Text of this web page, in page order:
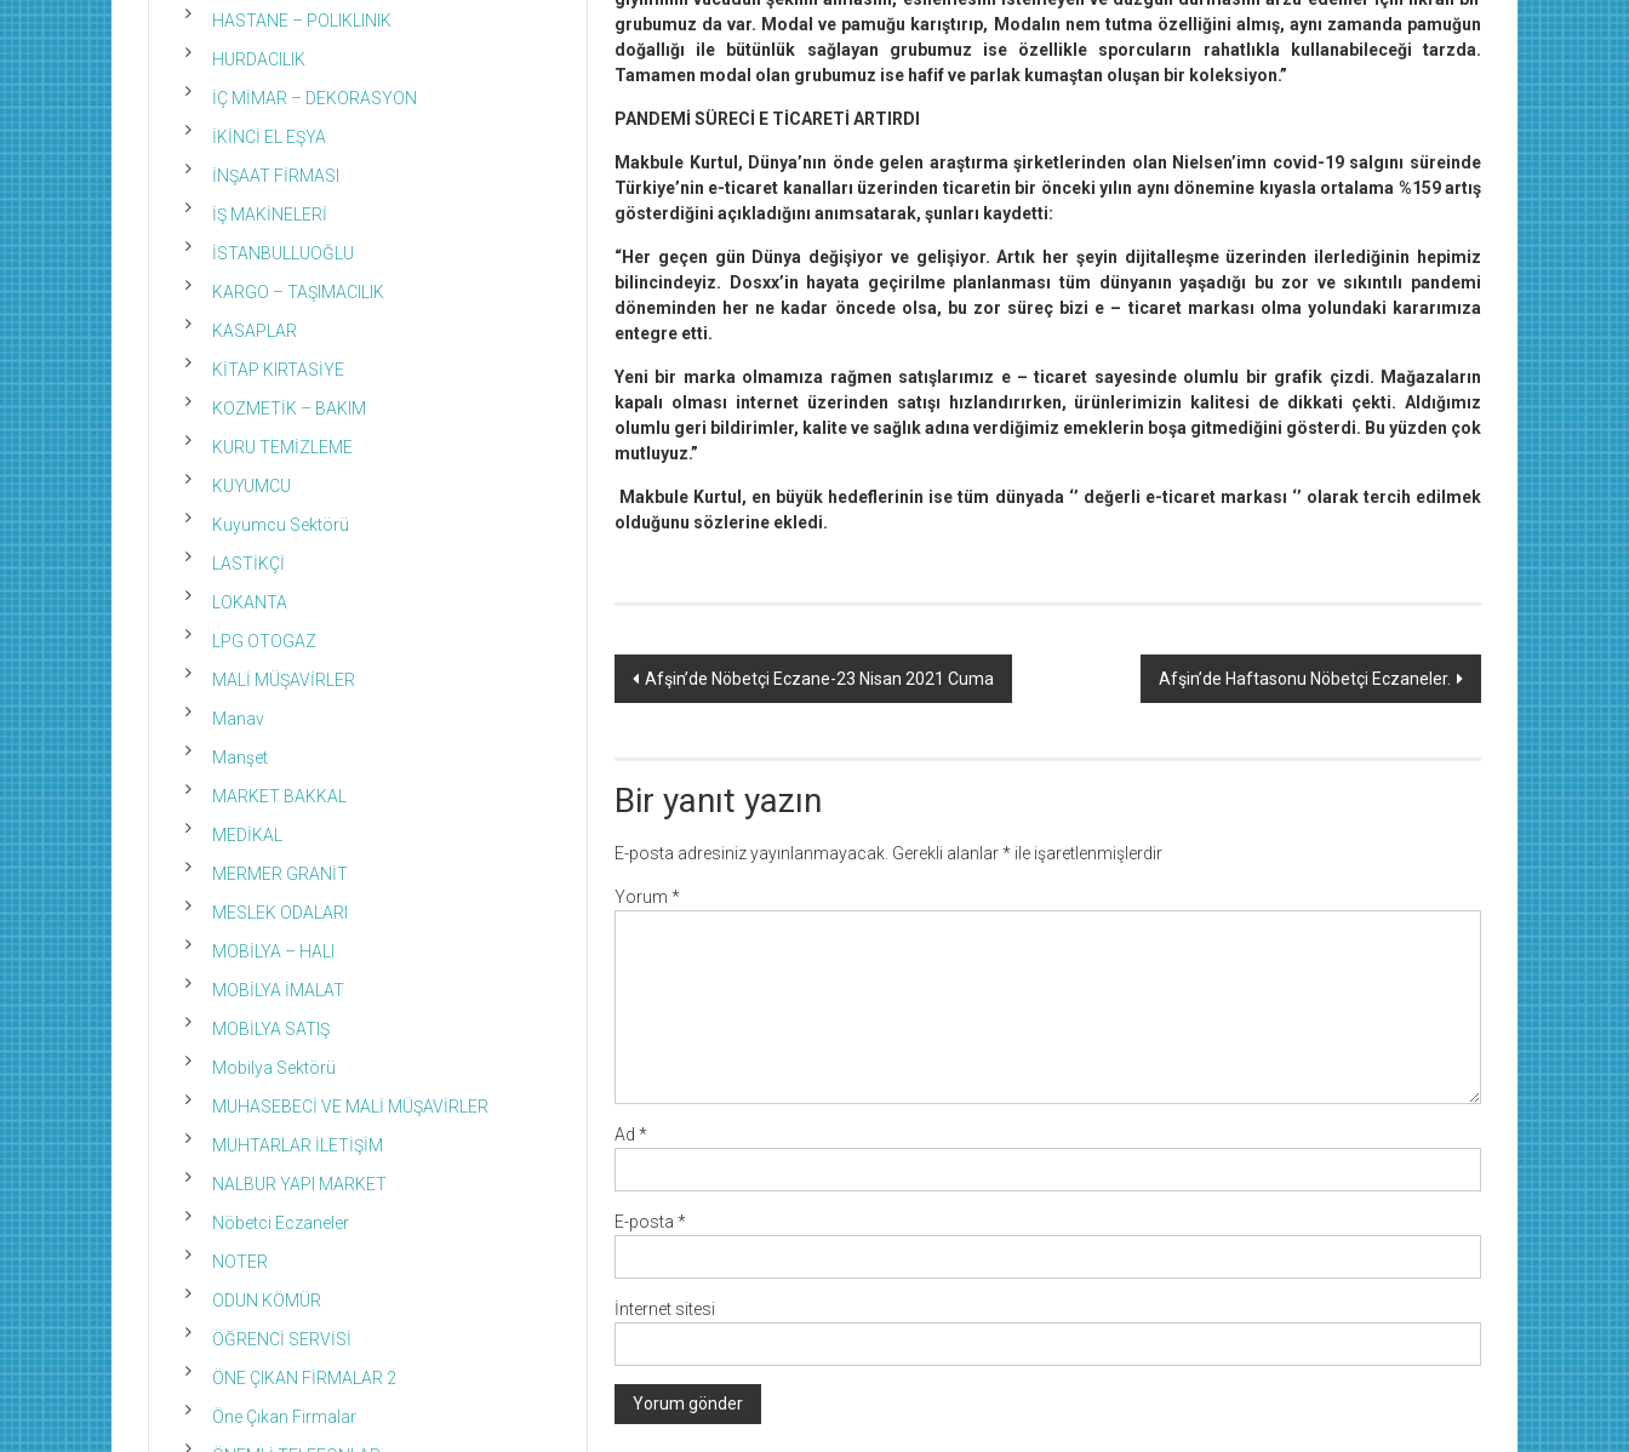
grubumuz da var. Modal ve pamuğu karıştırıp, Modalın nem tutma özelliğini almış, aynı zamanda pamuğun
doğallığı ile bütünlük sağlayan grubumuz ise özellikle sporcuların rahatlıkla kullanabileceği tarzda.
Tamamen modal olan grubumuz ise hafif ve parlak kumaştan oluşan bir koleksiyon.”
PANDEMİ SÜRECİ E TİCARETİ ARTIRDI
Makbule Kurtul, Dünya’nın önde gelen araştırma şirketlerinden olan Nielsen’imn covid-19 salgını süreinde
Türkiye’nin e-ticaret kanalları üzerinden ticaretin bir önceki yılın aynı dönemine kıyasla ortalama %159 artış
gösterdiğini açıkladığını anımsatarak, şunları kaydetti:
“Her geçen gün Dünya değişiyor ve gelişiyor. Artık her şeyin dijitalleşme üzerinden ilerlediğinin hepimiz
bilincindeyiz. Dosxx’in hayata geçirilme planlanması tüm dünyanın yaşadığı bu zor ve sıkıntılı pandemi
döneminden her ne kadar öncede olsa, bu zor süreç bizi e – ticaret markası olma yolundaki kararımıza
entegre etti.
Yeni bir marka olmamıza rağmen satışlarımız e – ticaret sayesinde olumlu bir grafik çizdi. Mağazaların
kapalı olması internet üzerinden satışı hızlandırırken, ürünlerimizin kalitesi de dikkati çekti. Aldığımız
olumlu geri bildirimler, kalite ve sağlık adına verdiğimiz emeklerin boşa gitmediğini gösterdi. Bu yüzden çok
mutluyuz.”
Makbule Kurtul, en büyük hedeflerinin ise tüm dünyada ‘’ değerli e-ticaret markası ‘’ olarak tercih edilmek
olduğunu sözlerine ekledi.
Yazı
Afşin’de Nöbetçi Eczane-23 Nisan 2021 Cuma Afşin’de Haftasonu Nöbetçi Eczaneler.
Bir yanıt yazın
E-posta adresiniz yayınlanmayacak. Gerekli alanlar* ile işaretlenmişlerdir
Yorum *
Ad *
E-posta *
İnternet sitesi
HASTANE – POLIKLINIK
HURDACILIK
İÇ MİMAR – DEKORASYON
İKİNCİ EL EŞYA
İNŞAAT FİRMASI
İŞ MAKİNELERİ
İSTANBULLUOĞLU
KARGO – TAŞIMACILIK
KASAPLAR
KİTAP KIRTASİYE
KOZMETİK – BAKIM
KURU TEMİZLEME
KUYUMCU
Kuyumcu Sektörü
LASTİKÇİ
LOKANTA
LPG OTOGAZ
MALİ MÜŞAVİRLER
Manav
Manşet
MARKET BAKKAL
MEDİKAL
MERMER GRANİT
MESLEK ODALARI
MOBİLYA – HALI
MOBİLYA İMALAT
MOBİLYA SATIŞ
Mobilya Sektörü
MUHASEBECİ VE MALİ MÜŞAVİRLER
MUHTARLAR İLETİŞİM
NALBUR YAPI MARKET
Nöbetci Eczaneler
NOTER
ODUN KÖMÜR
ÖĞRENCİ SERVİSİ
ÖNE ÇIKAN FİRMALAR 2
Öne Çıkan Firmalar